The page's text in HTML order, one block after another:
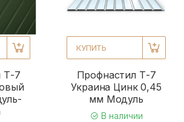
Т-7
КУПИТЬ
Профнастил Т-7
Украина Цинк 0,45
мм Модуль
В наличии